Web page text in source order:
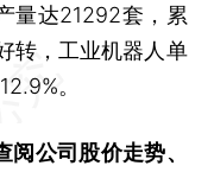
量达21292套，累
转，工业机器人单
。
阅公司股价走势、